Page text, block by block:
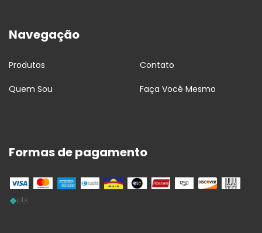
Navegação
Produtos Contato
Quem Sou Faça Você Mesmo
Formas de pagamento